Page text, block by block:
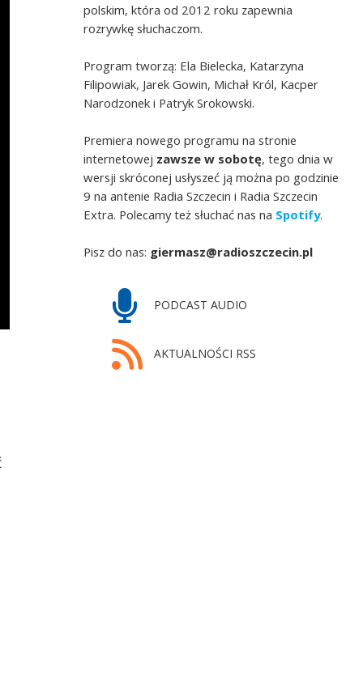
polskim, która od 2012 roku zapewnia
rozrywkę słuchaczom.
Program tworzą: Ela Bielecka, Katarzyna
Filipowiak, Jarek Gowin, Michał Król, Kacper
Narodzonek i Patryk Srokowski.
Premiera nowego programu na stronie
internetowej zawsze w sobotę, tego dnia w
wersji skróconej usłyszeć ją można po godzinie
9 na antenie Radia Szczecin i Radia Szczecin
Extra. Polecamy też słuchać nas na Spotify.
Pisz do nas: giermasz@radioszczecin.pl
PODCAST AUDIO
AKTUALNOŚCI RSS